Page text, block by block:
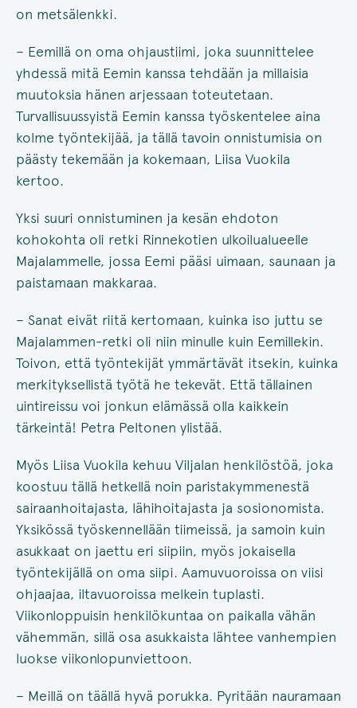
on metsälenkki.
– Eemillä on oma ohjaustiimi, joka suunnittelee
yhdessä mitä Eemin kanssa tehdään ja millaisia
muutoksia hänen arjessaan toteutetaan.
Turvallisuussyistä Eemin kanssa työskentelee aina
kolme työntekijää, ja tällä tavoin onnistumisia on
päästy tekemään ja kokemaan, Liisa Vuokila
kertoo.
Yksi suuri onnistuminen ja kesän ehdoton
kohokohta oli retki Rinnekotien ulkoilualueelle
Majalammelle, jossa Eemi pääsi uimaan, saunaan ja
paistamaan makkaraa.
– Sanat eivät riitä kertomaan, kuinka iso juttu se
Majalammen-retki oli niin minulle kuin Eemillekin.
Toivon, että työntekijät ymmärtävät itsekin, kuinka
merkityksellistä työtä he tekevät. Että tällainen
uintireissu voi jonkun elämässä olla kaikkein
tärkeintä! Petra Peltonen ylistää.
Myös Liisa Vuokila kehuu Viljalan henkilöstöä, joka
koostuu tällä hetkellä noin paristakymmenestä
sairaanhoitajasta, lähihoitajasta ja sosionomista.
Yksikössä työskennellään tiimeissä, ja samoin kuin
asukkaat on jaettu eri siipiin, myös jokaisella
työntekijällä on oma siipi. Aamuvuoroissa on viisi
ohjaajaa, iltavuoroissa melkein tuplasti.
Viikonloppuisin henkilökuntaa on paikalla vähän
vähemmän, sillä osa asukkaista lähtee vanhempien
luokse viikonlopunviettoon.
– Meillä on täällä hyvä porukka. Pyritään nauramaan